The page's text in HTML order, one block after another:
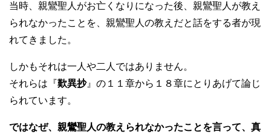
当時、親鸞聖人がお亡くなりになった後、親鸞聖人が教え
られなかったことを、親鸞聖人の教えだと話をする者が現
れてきました。
しかもそれは一人や二人ではありません。
それらは『歎異抄』の１１章から１８章にとりあげて論じ
られています。
ではなぜ、親鸞聖人の教えられなかったことを言って、真